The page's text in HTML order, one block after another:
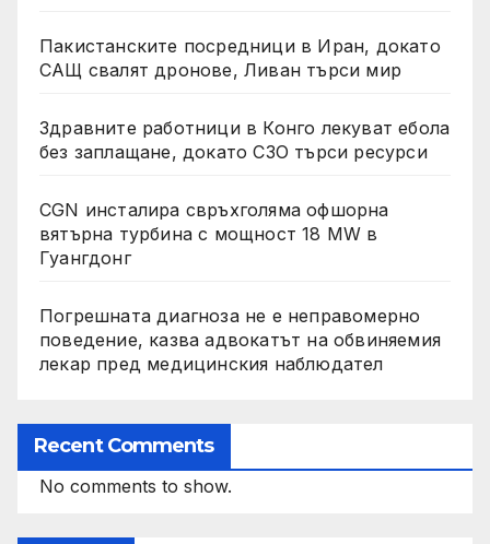
Пакистанските посредници в Иран, докато
САЩ свалят дронове, Ливан търси мир
Здравните работници в Конго лекуват ебола
без заплащане, докато СЗО търси ресурси
CGN инсталира свръхголяма офшорна
вятърна турбина с мощност 18 MW в
Гуангдонг
Погрешната диагноза не е неправомерно
поведение, казва адвокатът на обвиняемия
лекар пред медицинския наблюдател
Recent Comments
No comments to show.